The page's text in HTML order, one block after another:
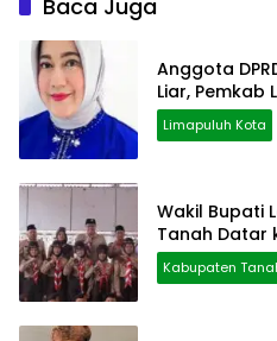
Baca Juga
Anggota
Liar, Pemkab
Limapuluh Kota
Wakil Bupati
Tanah Datar
Kabupaten